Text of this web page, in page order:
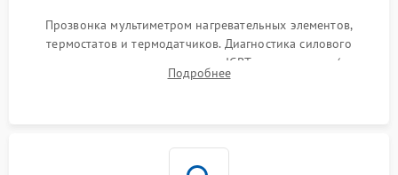
Прозвонка мультиметром нагревательных элементов,
термостатов и термодатчиков. Диагностика силового
модуля, реле, диодных мостов и IGBT-транзисторов (для
индукции). Проверка кранов и газ-контроля (для газовых
Подробнее